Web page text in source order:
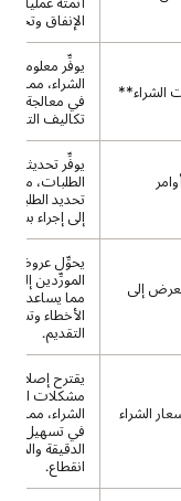
الإنفاق
يوفِّر
الشراء، مما
في معالجة
تكاليف
يوفِّر تحديثات
الطلبات، مما
تحديد الطلبات
إلى إجراء
إلى
يحوِّل عروض
المورِّدين إلى
مما يساعد
الأخطاء
التقديم.
الشراء
يقترح
مشكلات
الشراء، مما
في تسهيل
الدقيقة
انقطاع.